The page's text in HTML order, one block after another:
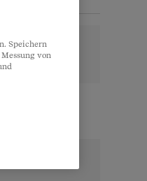
Speichern
von